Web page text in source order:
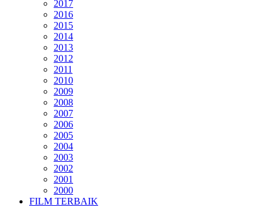
2017
2016
2015
2014
2013
2012
2011
2010
2009
2008
2007
2006
2005
2004
2003
2002
2001
2000
FILM TERBAIK